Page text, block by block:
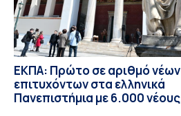
ΕΚΠΑ: Πρώτο σε αριθμό νέων
επιτυχόντων στα ελληνικά
Πανεπιστήμια με 6.000 νέους